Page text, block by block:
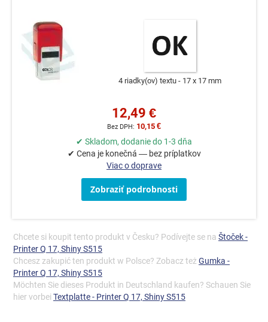
4 riadky(ov) textu 17 x 17 mm
12,49 €
10,15 €
✔ Skladom, dodanie do 1-3 dňa
✔ Cena je konečná — bez príplatkov
Viac o doprave
Zobraziť podrobnosti
Chcete si koupit tento produkt v Česku? Podívejte se na Štoček -
Printer Q 17, Shiny S515
Chcesz zakupić ten produkt w Polsce? Zobacz też Gumka -
Printer Q 17, Shiny S515
Möchten Sie dieses Produkt in Deutschland kaufen? Schauen Sie
hier vorbei Textplatte - Printer Q 17, Shiny S515